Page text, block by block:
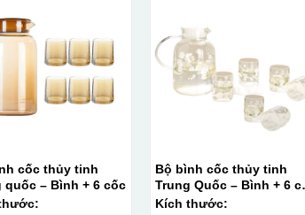
cốc thủy tinh
quốc – Bình + 6 cốc
Bộ bình cốc thủy tinh
Trung Quốc – Bình + 6 cốc
họa tiết hoa
Kích thước: